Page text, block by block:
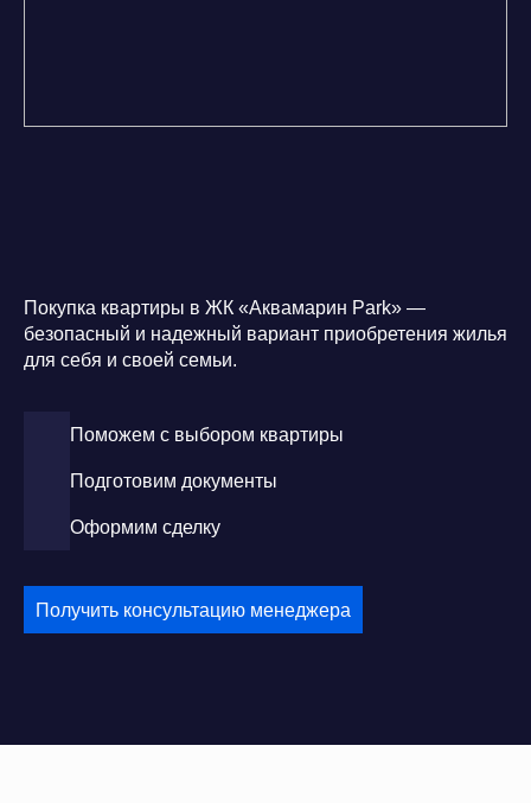
Покупка квартиры в ЖК «Аквамарин Park» —
безопасный и надежный вариант приобретения жилья
для себя и своей семьи.
Поможем с выбором квартиры
Подготовим документы
Оформим сделку
Получить консультацию менеджера